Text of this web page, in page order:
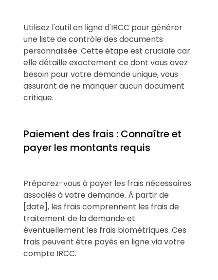
Utilisez l'outil en ligne d'IRCC pour générer
une liste de contrôle des documents
personnalisée. Cette étape est cruciale car
elle détaille exactement ce dont vous avez
besoin pour votre demande unique, vous
assurant de ne manquer aucun document
critique.
Paiement des frais : Connaître et
payer les montants requis
Préparez-vous à payer les frais nécessaires
associés à votre demande. À partir de
[date], les frais comprennent les frais de
traitement de la demande et
éventuellement les frais biométriques. Ces
frais peuvent être payés en ligne via votre
compte IRCC.